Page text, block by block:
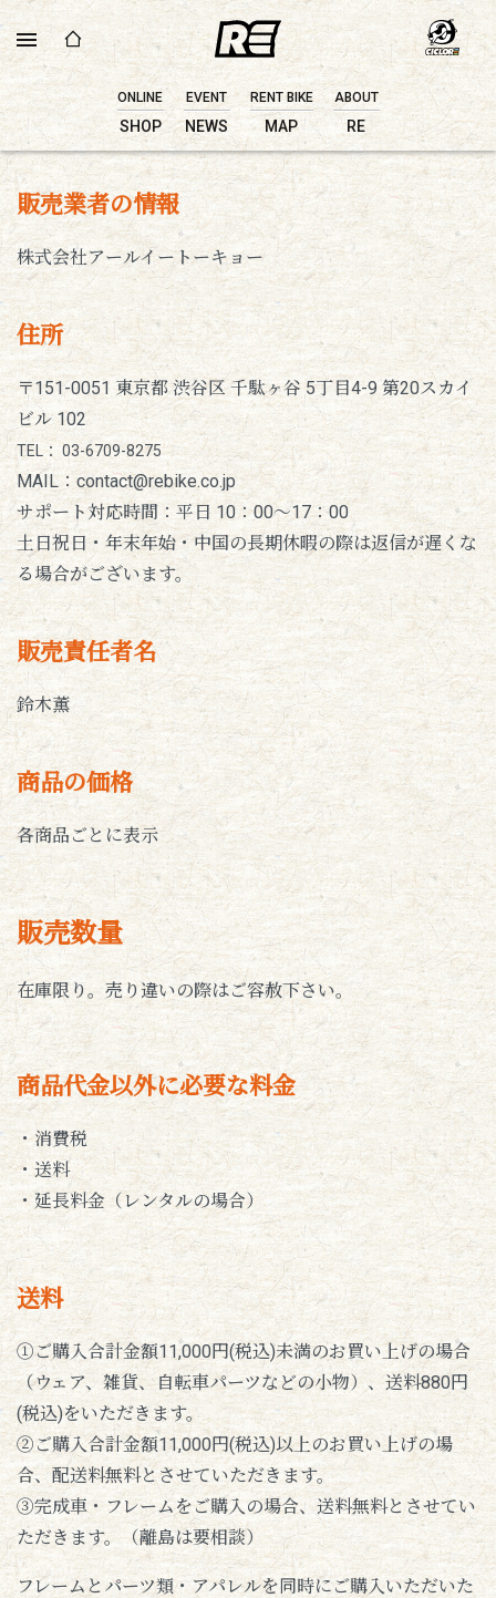
ONLINE
SHOP
EVENT
NEWS
RENT BIKE
MAP
ABOUT
RE
販売業者の情報
株式会社アールイートーキョー
住所
〒151-0051 東京都 渋谷区 千駄ヶ谷 5丁目4-9 第20スカイ
ビル 102
TEL： 03-6709-8275
MAIL：contact@rebike.co.jp
サポート対応時間：平日 10：00～17：00
土日祝日・年末年始・中国の長期休暇の際は返信が遅くな
る場合がございます。
販売責任者名
鈴木薫
商品の価格
各商品ごとに表示
販売数量
在庫限り。売り違いの際はご容赦下さい。
商品代金以外に必要な料金
・消費税
・送料
・延長料金（レンタルの場合）
送料
①ご購入合計金額11,000円(税込)未満のお買い上げの場合
（ウェア、雑貨、自転車パーツなどの小物）、送料880円
(税込)をいただきます。
②ご購入合計金額11,000円(税込)以上のお買い上げの場
合、配送料無料とさせていただきます。
③完成車・フレームをご購入の場合、送料無料とさせてい
ただきます。（離島は要相談）
フレームとパーツ類・アパレルを同時にご購入いただいた